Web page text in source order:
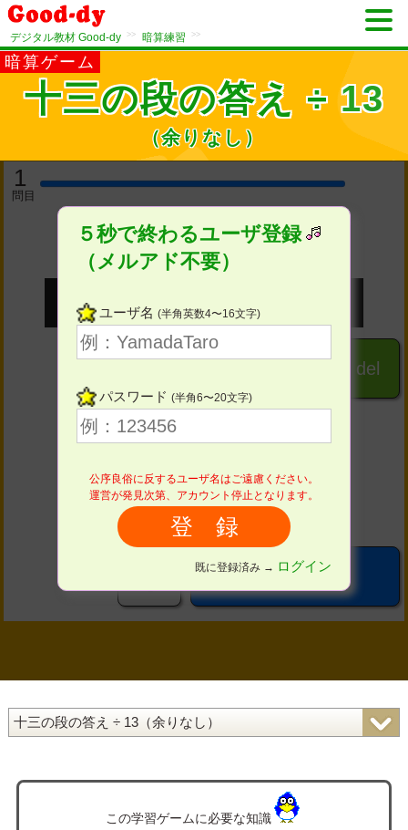
デジタル教材 Good-dy >> 暗算練習 >>
暗算ゲーム
十三の段の答え ÷ 13
（余りなし）
1
問目
１ ２ ３ del
４ ５
６
７
８
９
OK
５秒で終わるユーザ登録
（メルアド不要）
ユーザ名 (半角英数4〜16文字)
パスワード (半角6〜20文字)
公序良俗に反するユーザ名はご遠慮ください。
運営が発見次第、アカウント停止となります。
既に登録済み → ログイン
この学習ゲームに必要な知識